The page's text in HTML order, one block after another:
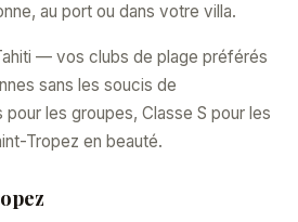
au port ou dans votre villa.
— vos clubs de plage préférés
sans les soucis de
les groupes, Classe S pour les
Tropez en beauté.